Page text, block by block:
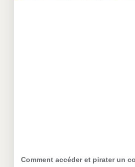
Comment accéder et pirater un